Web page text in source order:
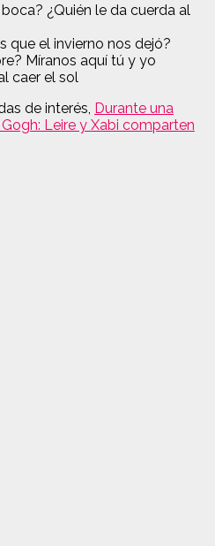
¿Quién le da cuerda al
que el invierno nos dejó?
Míranos aquí tú y yo
caer el sol
de interés, Durante una
Leire y Xabi comparten